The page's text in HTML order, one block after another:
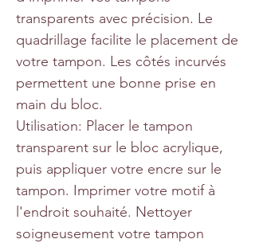
transparents avec précision. Le
quadrillage facilite le placement de
votre tampon. Les côtés incurvés
permettent une bonne prise en
main du bloc.
Utilisation: Placer le tampon
transparent sur le bloc acrylique,
puis appliquer votre encre sur le
tampon. Imprimer votre motif à
l'endroit souhaité. Nettoyer
soigneusement votre tampon